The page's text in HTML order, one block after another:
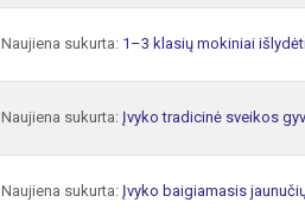
Naujiena sukurta: 1–3 klasių mokiniai
Naujiena sukurta: Įvyko tradicinė sveikos
Naujiena sukurta: Įvyko baigiamasis